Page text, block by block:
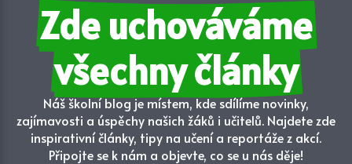
Zde uchováváme
všechny články
Náš školní blog je místem, kde sdílíme novinky,
zajímavosti a úspěchy našich žáků i učitelů. Najdete zde
inspirativní články, tipy na učení a reportáže z akcí.
Připojte se k nám a objevte, co se u nás děje!